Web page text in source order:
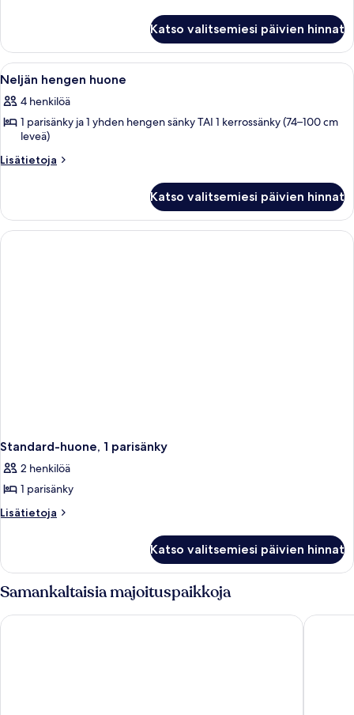
huone
Katso valitsemiesi päivien hinnat
Avaa
kaikki
huonetyypin
Neljän
hengen
huone
Makuuhuoneessa on sänky, puinen
1
Neljän hengen huone
4 henkilöä
1 parisänky ja 1 yhden hengen sänky TAI 1 kerrossänky (74–100 cm
leveä)
Lisätietoja
Lisätietoja
huone
Katso valitsemiesi päivien hinnat
Standard-huone, 1 parisänky
2 henkilöä
1 parisänky
Lisätietoja
Lisätietoja
1
parisänky
Katso valitsemiesi päivien hinnat
Samankaltaisia majoituspaikkoja
HOTEL MARCONI Best